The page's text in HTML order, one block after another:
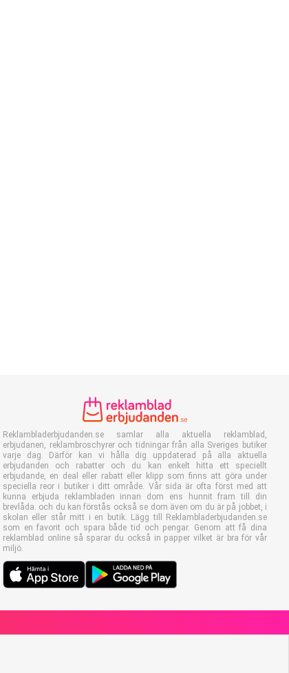
Reklambladerbjudanden.se samlar alla aktuella reklamblad,
erbjudanen, reklambroschyrer och tidningar från alla Sveriges butiker
varje dag. Därför kan vi hålla dig uppdaterad på alla aktuella
erbjudanden och rabatter och du kan enkelt hitta ett speciellt
erbjudande, en deal eller rabatt eller klipp som finns att göra under
speciella reor i butiker i ditt område. Vår sida är ofta först med att
kunna erbjuda reklambladen innan dom ens hunnit fram till din
brevlåda. och du kan förstås också se dom även om du är på jobbet, i
skolan eller står mitt i en butik. Lägg till Reklambladerbjudanden.se
som en favorit och spara både tid och pengar. Genom att få dina
reklamblad online så sparar du också in papper vilket är bra för vår
miljö.